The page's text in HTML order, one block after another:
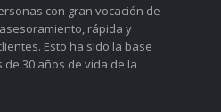
con gran vocación de
rápida y
Esto ha sido la base
30 años de vida de la